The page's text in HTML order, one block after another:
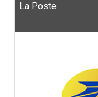
La Poste